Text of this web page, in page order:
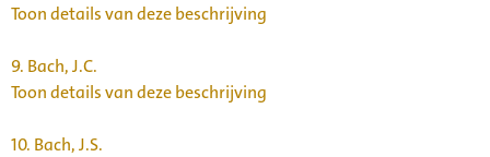
Toon details van deze beschrijving
9. Bach, J.C.
Toon details van deze beschrijving
10. Bach, J.S.